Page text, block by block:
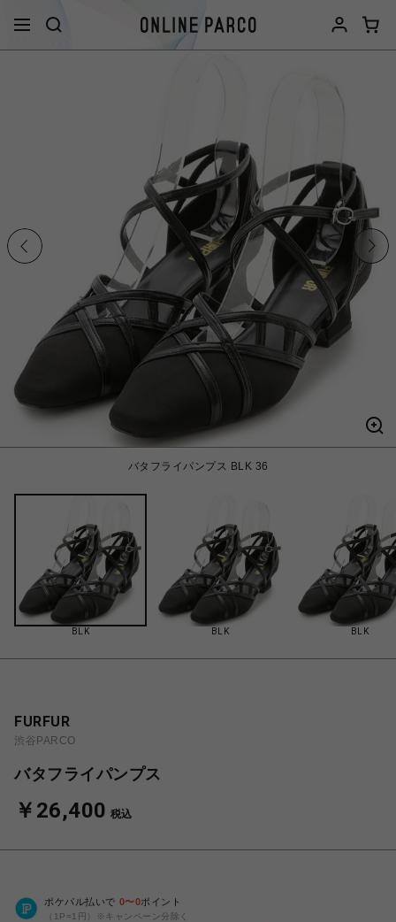
バタフライパンプス BLK 36
BLK BLK BLK
FURFUR
渋谷PARCO
バタフライパンプス
￥26,400 税込
ポケパル払いで 0〜0ポイント
（1P=1円）※キャンペーン分除く